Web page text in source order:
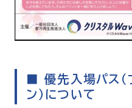
■ 優先入場パス（
ン）について